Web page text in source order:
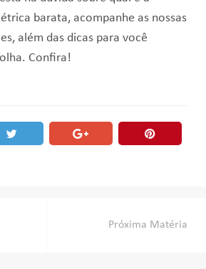
barata, acompanhe as nossas
além das dicas para você
Confira!
Próxima Matéria